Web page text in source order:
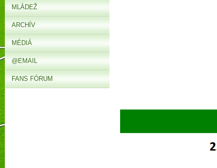
MLÁDEŽ
ARCHÍV
MÉDIÁ
@EMAIL
FANS FÓRUM